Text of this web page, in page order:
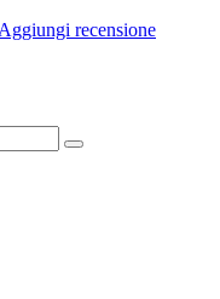
Aggiungi recensione